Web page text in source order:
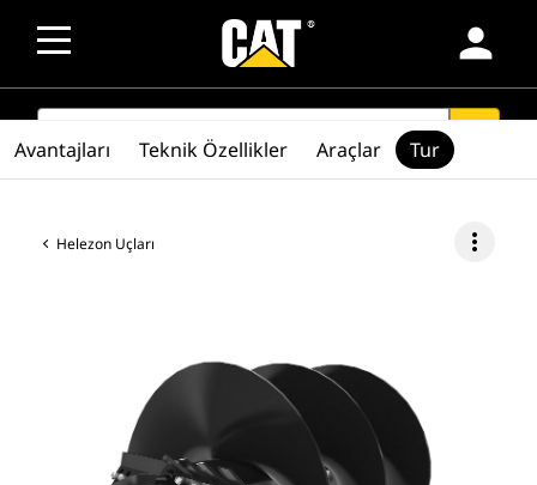
person
SEARCH
Helezon Uçları more_vert
Avantajları Teknik Özellikler Araçlar Tur